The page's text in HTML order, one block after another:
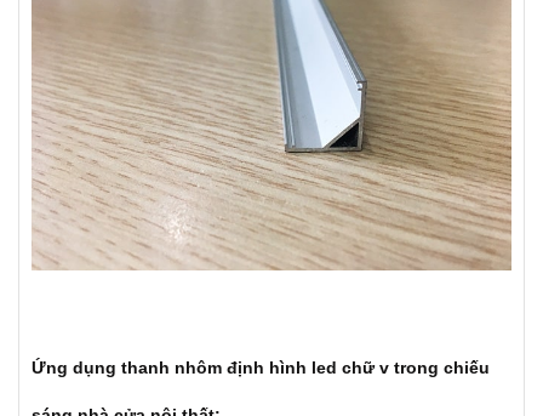
Ứng dụng thanh nhôm định hình led chữ v trong chiếu